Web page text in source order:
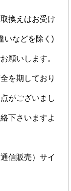
換えはお受け
いなどを除く)
願いします。
を期しており
がございまし
下さいますよ
信販売）サイ